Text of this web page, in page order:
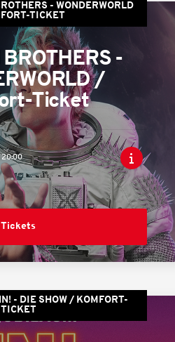
- WONDERWORLD
TICKET
-
/
Ticket
20:00
Tickets
- DIE SHOW / KOMFORT-
TICKET